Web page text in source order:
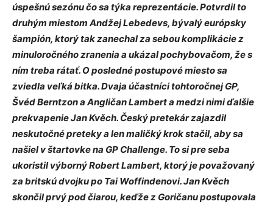
úspešnú sezónu čo sa týka reprezentácie. Potvrdil to
druhým miestom Andžej Lebedevs, bývalý európsky
šampión, ktorý tak zanechal za sebou komplikácie z
minuloročného zranenia a ukázal pochybovačom, že s
ním treba rátať. O posledné postupové miesto sa
zviedla veľká bitka. Dvaja účastníci tohtoročnej GP,
Švéd Berntzon a Angličan Lambert a medzi nimi ďalšie
prekvapenie Jan Kvěch. Český pretekár zajazdil
neskutočné preteky a len maličký krok stačil, aby sa
našiel v štartovke na GP Challenge. To si pre seba
ukoristil výborný Robert Lambert, ktorý je považovaný
za britskú dvojku po Tai Woffindenovi. Jan Kvěch
skončil prvý pod čiarou, keďže z Goričanu postupovala